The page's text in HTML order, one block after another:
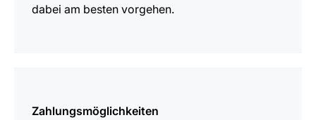
dabei am besten vorgehen.
Zahlungsmöglichkeiten